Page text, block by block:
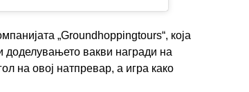
„Groundhoppingtours“, која
доделувањето вакви награди на
на овој натпревар, а игра како